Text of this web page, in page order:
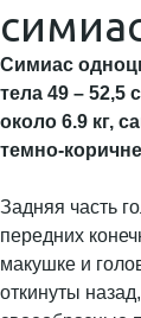
Симиас
тела 49 – 52,5
около 6.9 кг,
темно-
Задняя часть
передних
макушке и
откинуты